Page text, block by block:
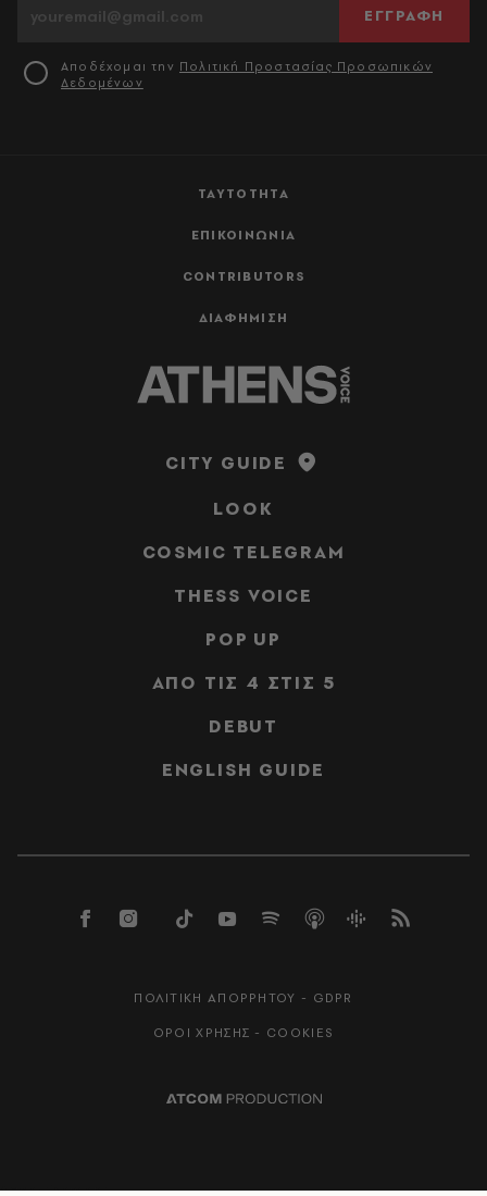
ΤΑΥΤΟΤΗΤΑ
ΕΠΙΚΟΙΝΩΝΙΑ
CONTRIBUTORS
ΔΙΑΦΗΜΙΣΗ
ΕΓΓΡΑΦΗ
Αποδέχομαι την Πολιτική Προστασίας Προσωπικών
Δεδομένων
CITY GUIDE
LOOK
COSMIC TELEGRAM
THESS VOICE
POP UP
ΑΠΟ ΤΙΣ 4 ΣΤΙΣ 5
DEBUT
ENGLISH GUIDE
ΠΟΛΙΤΙΚΗ ΑΠΟΡΡΗΤΟΥ - GDPR
ΟΡΟΙ ΧΡΗΣΗΣ - COOKIES